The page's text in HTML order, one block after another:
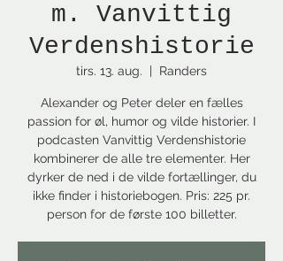
m. Vanvittig
Verdenshistorie
tirs. 13. aug.
  |
Randers
Alexander og Peter deler en fælles
passion for øl, humor og vilde historier. I
podcasten Vanvittig Verdenshistorie
kombinerer de alle tre elementer. Her
dyrker de ned i de vilde fortællinger, du
ikke finder i historiebogen. Pris: 225 pr.
person for de første 100 billetter.